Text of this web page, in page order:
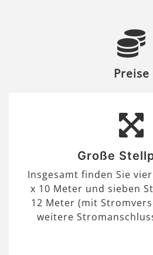
Preise
Große
Insgesamt finden Sie
x 10 Meter und sieben
12 Meter (mit
weitere